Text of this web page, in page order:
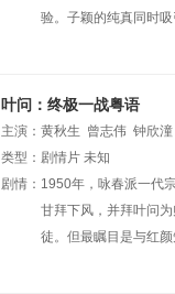
验。子颖的纯真同时
叶问：终极一战粤语
主演： 黄秋生 曾志伟 钟欣潼
类型： 剧情片 未知
剧情： 1950年，咏春派一代
甘拜下风，并拜叶问
徒。但最瞩目是与红